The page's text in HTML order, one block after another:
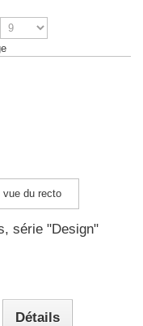
série "Design"
Détails